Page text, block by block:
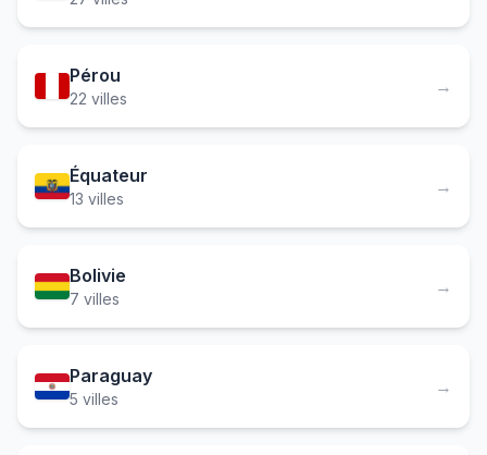
Pérou
22 villes
→
Équateur
13 villes
→
Bolivie
7 villes
→
Paraguay
5 villes
→